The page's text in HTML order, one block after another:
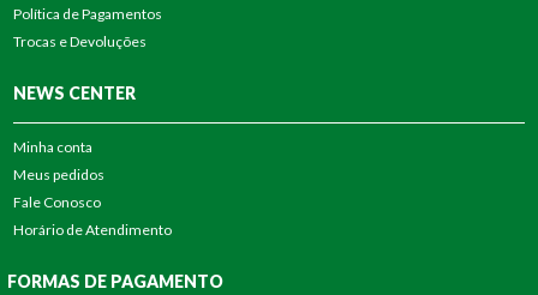
Política de Pagamentos
Trocas e Devoluções
NEWS CENTER
Minha conta
Meus pedidos
Fale Conosco
Horário de Atendimento
FORMAS DE PAGAMENTO